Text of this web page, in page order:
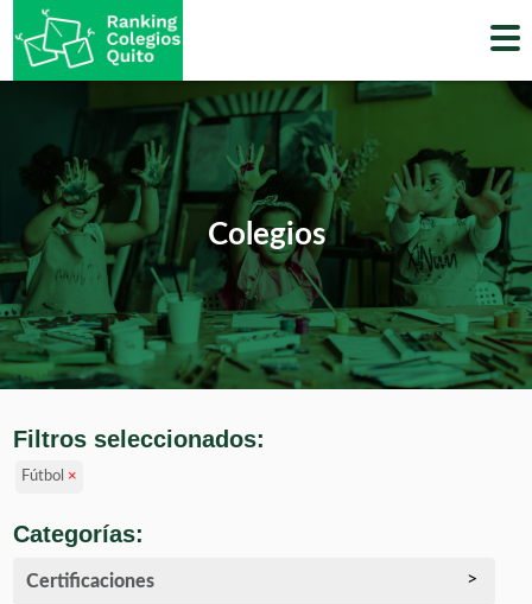
to
content
Colegios
Filtros seleccionados:
Fútbol ×
Categorías:
Certificaciones